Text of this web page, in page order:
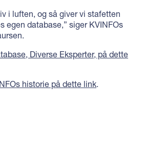
i luften, og så giver vi stafetten
egen database,” siger KVINFOs
Diverse Eksperter, på dette
historie på dette link